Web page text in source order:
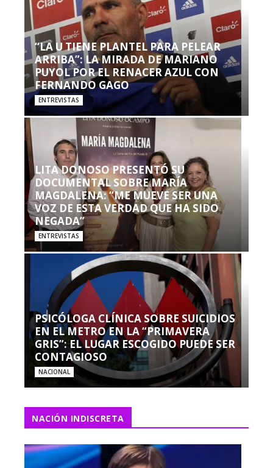
“LA U TIENE PLANTEL PARA PELEAR
ARRIBA”: LA MIRADA DE MARIANO
PUYOL POR EL RENACER AZUL CON
FERNANDO GAGO
ENTREVISTAS
LITA DONOSO PRESENTÓ SU
DOCUMENTAL SOBRE MARÍA
MAGDALENA: “ME MUEVE SER UNA
VOZ DE ESTA VERDAD QUE HA SIDO
NEGADA”
ENTREVISTAS
PSICÓLOGA CLÍNICA SOBRE SUICIDIOS
EN EL METRO EN LA “PRIMAVERA
GRIS”: EL LUGAR ESCOGIDO PUEDE SER
CONTAGIOSO
NACIONAL
NACIÓN INDISCRETA